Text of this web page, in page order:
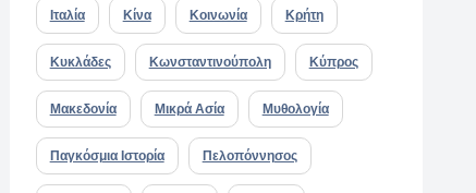
Ιταλία Κίνα Κοινωνία Κρήτη
Κυκλάδες Κωνσταντινούπολη Κύπρος
Μακεδονία Μικρά Ασία Μυθολογία
Παγκόσμια Ιστορία Πελοπόννησος